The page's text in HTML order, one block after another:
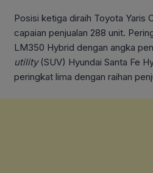
Posisi ketiga diraih Toyota Yaris
capaian penjualan 288 unit.
LM350 Hybrid dengan angka
utility(SUV) Hyundai Santa Fe
peringkat lima dengan raihan